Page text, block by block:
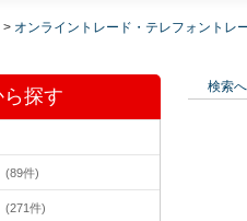
> オンライントレード・テレフォントレ
探す
(89件)
(271件)
検索